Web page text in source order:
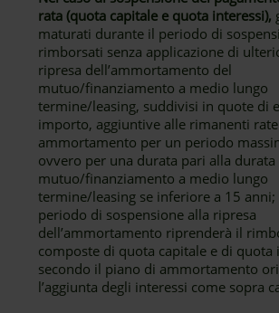
rata (quota capitale e quota interessi),
maturati durante il periodo di
rimborsati senza applicazione di
ripresa dell’ammortamento del
mutuo/finanziamento a medio lungo
termine/leasing, suddivisi in quote di
importo, aggiuntive alle rimanenti
ammortamento per un periodo
ovvero per una durata pari alla durata
mutuo/finanziamento a medio lungo
termine/leasing se inferiore a 15
periodo di sospensione alla ripresa
dell’ammortamento riprenderà il
composte di quota capitale e di quota
secondo il piano di ammortamento
l’aggiunta degli interessi come sopra